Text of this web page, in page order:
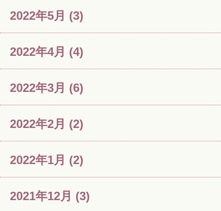
2022年5月 (3)
2022年4月 (4)
2022年3月 (6)
2022年2月 (2)
2022年1月 (2)
2021年12月 (3)